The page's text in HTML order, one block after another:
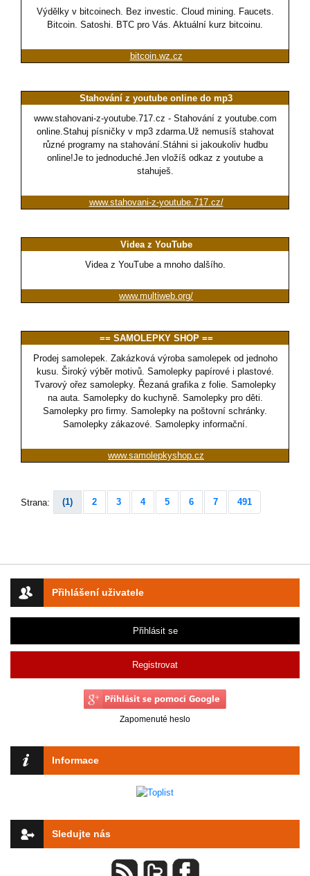
Přihlášení uživatele
Přihlásit se
Registrovat
Zapomenuté heslo
Informace
Sledujte nás
Výdělky v bitcoinech. Bez investic. Cloud mining. Faucets.
Bitcoin. Satoshi. BTC pro Vás. Aktuální kurz bitcoinu.
bitcoin.wz.cz
Stahování z youtube online do mp3
www.stahovani-z-youtube.717.cz - Stahování z youtube.com
online.Stahuj písničky v mp3 zdarma.Už nemusíš stahovat
různé programy na stahování.Stáhni si jakoukoliv hudbu
online!Je to jednoduché.Jen vložíš odkaz z youtube a
stahuješ.
www.stahovani-z-youtube.717.cz/
Videa z YouTube
Videa z YouTube a mnoho dalšího.
www.multiweb.org/
== SAMOLEPKY SHOP ==
Prodej samolepek. Zakázková výroba samolepek od jednoho
kusu. Široký výběr motivů. Samolepky papírové i plastové.
Tvarový ořez samolepky. Řezaná grafika z folie. Samolepky
na auta. Samolepky do kuchyně. Samolepky pro děti.
Samolepky pro firmy. Samolepky na poštovní schránky.
Samolepky zákazové. Samolepky informační.
www.samolepkyshop.cz
Strana: (1) 2 3 4 5 6 7 491